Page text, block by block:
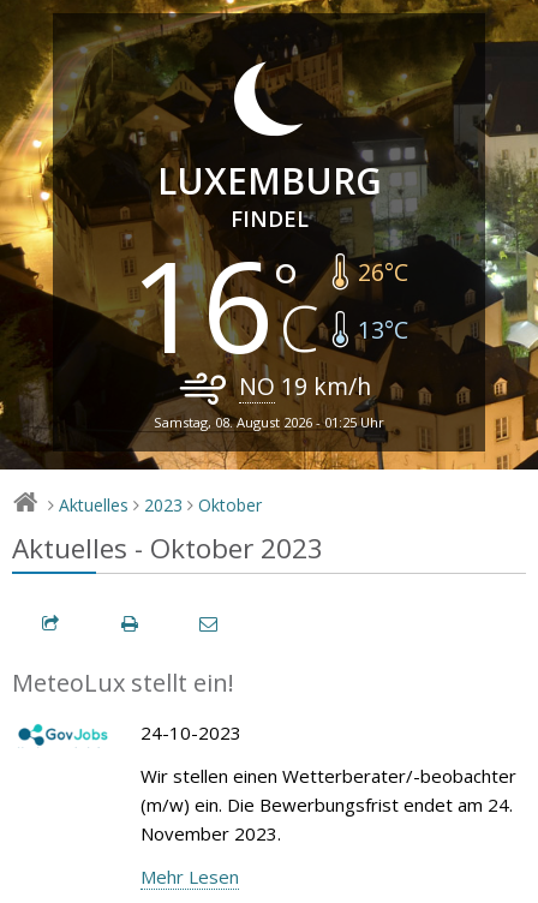
LUXEMBURG
FINDEL
16 26°C
13°C
NO 19 km/h
Samstag, 08. August 2026 - 01:25 Uhr
> Aktuelles > 2023 > Oktober
Aktuelles - Oktober 2023
MeteoLux stellt ein!
24-10-2023
Wir stellen einen Wetterberater/-beobachter
(m/w) ein. Die Bewerbungsfrist endet am 24.
November 2023.
Mehr Lesen